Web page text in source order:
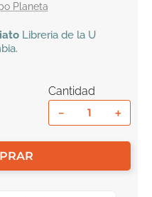
Planeta
Libreria de la U
.
Cantidad
＋
－